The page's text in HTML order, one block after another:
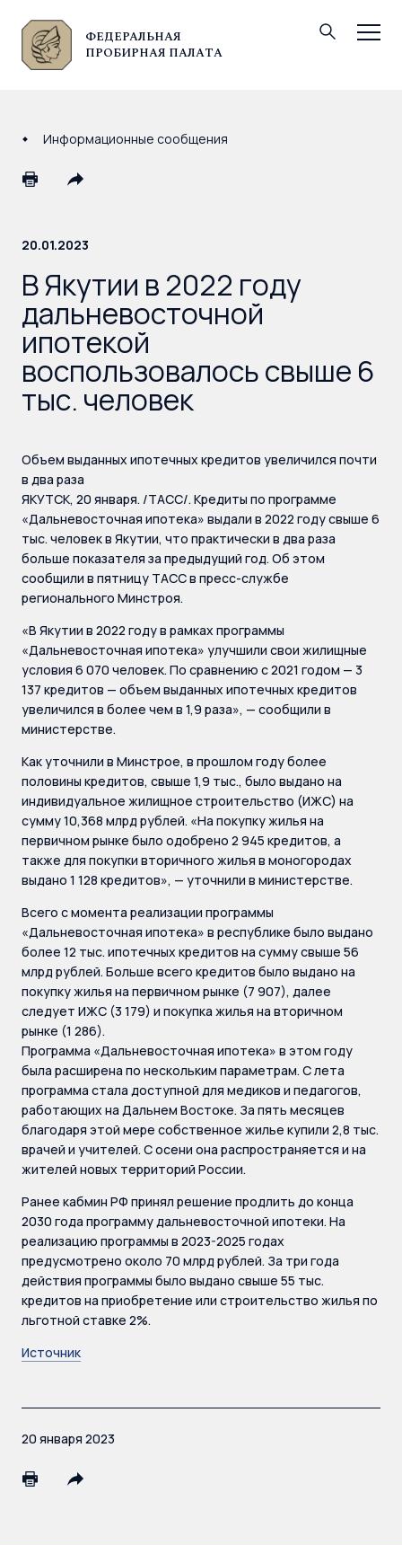
ФЕДЕРАЛЬНАЯ
ПРОБИРНАЯ ПАЛАТА
© Федеральная пробирная палата, 2026
Информационные сообщения
20.01.2023
В Якутии в 2022 году
дальневосточной
ипотекой
воспользовалось свыше 6
тыс. человек
Объем выданных ипотечных кредитов увеличился почти
в два раза
ЯКУТСК, 20 января. /ТАСС/. Кредиты по программе
«Дальневосточная ипотека» выдали в 2022 году свыше 6
тыс. человек в Якутии, что практически в два раза
больше показателя за предыдущий год. Об этом
сообщили в пятницу ТАСС в пресс-службе
регионального Минстроя.
«В Якутии в 2022 году в рамках программы
«Дальневосточная ипотека» улучшили свои жилищные
условия 6 070 человек. По сравнению с 2021 годом — 3
137 кредитов — объем выданных ипотечных кредитов
увеличился в более чем в 1,9 раза», — сообщили в
министерстве.
Как уточнили в Минстрое, в прошлом году более
половины кредитов, свыше 1,9 тыс., было выдано на
индивидуальное жилищное строительство (ИЖС) на
сумму 10,368 млрд рублей. «На покупку жилья на
первичном рынке было одобрено 2 945 кредитов, а
также для покупки вторичного жилья в моногородах
выдано 1 128 кредитов», — уточнили в министерстве.
Всего с момента реализации программы
«Дальневосточная ипотека» в республике было выдано
более 12 тыс. ипотечных кредитов на сумму свыше 56
млрд рублей. Больше всего кредитов было выдано на
покупку жилья на первичном рынке (7 907), далее
следует ИЖС (3 179) и покупка жилья на вторичном
рынке (1 286).
Программа «Дальневосточная ипотека» в этом году
была расширена по нескольким параметрам. С лета
программа стала доступной для медиков и педагогов,
работающих на Дальнем Востоке. За пять месяцев
благодаря этой мере собственное жилье купили 2,8 тыс.
врачей и учителей. С осени она распространяется и на
жителей новых территорий России.
Ранее кабмин РФ принял решение продлить до конца
2030 года программу дальневосточной ипотеки. На
реализацию программы в 2023-2025 годах
предусмотрено около 70 млрд рублей. За три года
действия программы было выдано свыше 55 тыс.
кредитов на приобретение или строительство жилья по
льготной ставке 2%.
Источник
20 января 2023